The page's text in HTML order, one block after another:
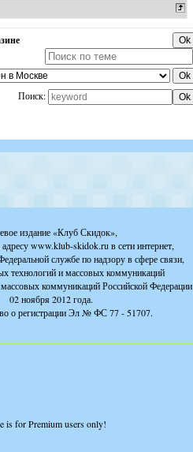
Поиск:
издание «Клуб Скидок»,
www.klub-skidok.ru в сети интернет,
службе по надзору в сфере связи,
технологий и массовых коммуникаций
коммуникаций Российской Федерации
02 ноября 2012 года.
о регистрации Эл № ФС 77 - 51707.
is for Premium users only!